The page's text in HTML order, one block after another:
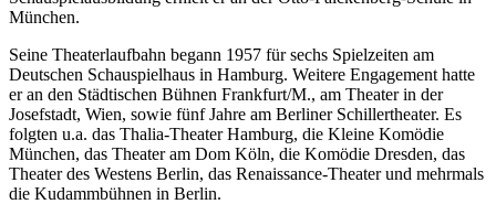
München.
Seine Theaterlaufbahn begann 1957 für sechs Spielzeiten am
Deutschen Schauspielhaus in Hamburg. Weitere Engagement hatte
er an den Städtischen Bühnen Frankfurt/M., am Theater in der
Josefstadt, Wien, sowie fünf Jahre am Berliner Schillertheater. Es
folgten u.a. das Thalia-Theater Hamburg, die Kleine Komödie
München, das Theater am Dom Köln, die Komödie Dresden, das
Theater des Westens Berlin, das Renaissance-Theater und mehrmals
die Kudammbühnen in Berlin.